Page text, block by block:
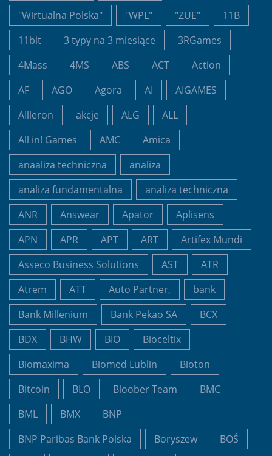
"Wirtualna Polska"
"WPL" "ZUE"
11B
11bit
3 typy na 3 miesiące
3RGames
4Mass
4MS ABS ACT
Action
AF
AGO Agora AI
AIGAMES
AIlleron
akcje ALG
ALL
All in! Games
AMC
Amica
anaaliza techniczna
analiza
analiza fundamentalna
analiza techniczna
ANR
Answear Apator
Aplisens
APN
APR APT ART
Artifex Mundi
Asseco Business Solutions
AST
ATR
Atrem
ATT Auto Partner,
bank
Bank Millenium
Bank Pekao SA
BCX
BDX
BHW BIO
Bioceltix
Biomaxima
Biomed Lublin
Bioton
Bitcoin
BLO Bloober Team
BMC
BML
BMX
BNP
BNP Paribas Bank Polska
Boryszew
BOŚ